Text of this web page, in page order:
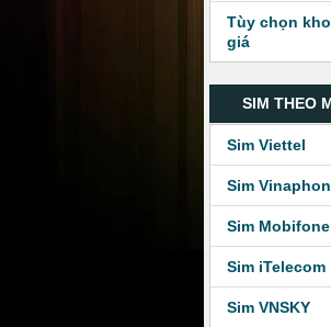
Tùy chọn
giá
SIM THEO
Sim Viettel
Sim
Sim Mobifone
Sim iTelecom
Sim VNSKY